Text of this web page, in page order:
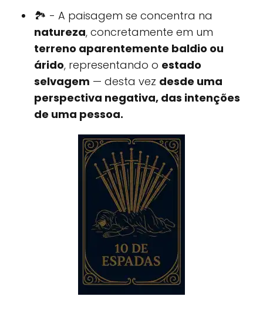
🏞 - A paisagem se concentra na
natureza, concretamente em um
terreno aparentemente baldio ou
árido, representando o estado
selvagem — desta vez desde uma
perspectiva negativa, das intenções
de uma pessoa.